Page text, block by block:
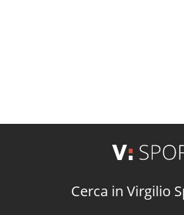
Cerca in Virgilio